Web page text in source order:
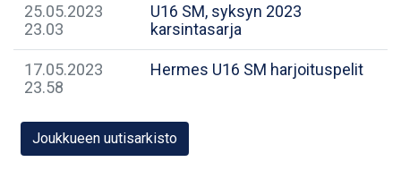
25.05.2023
23.03
U16 SM, syksyn 2023
karsintasarja
17.05.2023
23.58
Hermes U16 SM harjoituspelit
Joukkueen uutisarkisto